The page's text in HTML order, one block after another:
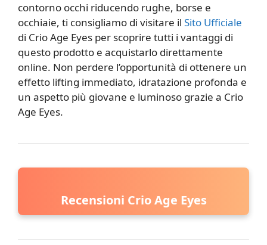
contorno occhi riducendo rughe, borse e
occhiaie, ti consigliamo di visitare il Sito Ufficiale
di Crio Age Eyes per scoprire tutti i vantaggi di
questo prodotto e acquistarlo direttamente
online. Non perdere l’opportunità di ottenere un
effetto lifting immediato, idratazione profonda e
un aspetto più giovane e luminoso grazie a Crio
Age Eyes.
Recensioni Crio Age Eyes